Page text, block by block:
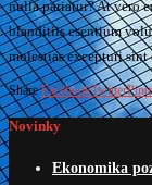
nulla pariatur? At vero
blanditiis esentium
molestias excepturi
Share FacebookTwitter
Novinky
Ekonomika